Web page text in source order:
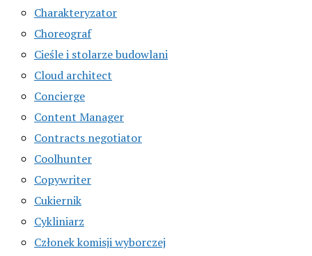
Charakteryzator
Choreograf
Cieśle i stolarze budowlani
Cloud architect
Concierge
Content Manager
Contracts negotiator
Coolhunter
Copywriter
Cukiernik
Cykliniarz
Członek komisji wyborczej